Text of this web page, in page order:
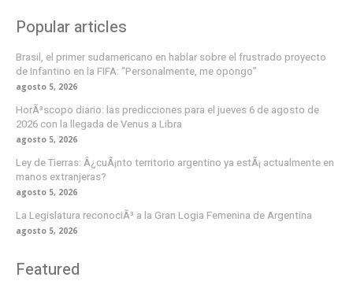
Popular articles
Brasil, el primer sudamericano en hablar sobre el frustrado proyecto
de Infantino en la FIFA: “Personalmente, me opongo”
agosto 5, 2026
HorÃ³scopo diario: las predicciones para el jueves 6 de agosto de
2026 con la llegada de Venus a Libra
agosto 5, 2026
Ley de Tierras: Â¿cuÃ¡nto territorio argentino ya estÃ¡ actualmente en
manos extranjeras?
agosto 5, 2026
La Legislatura reconociÃ³ a la Gran Logia Femenina de Argentina
agosto 5, 2026
Featured